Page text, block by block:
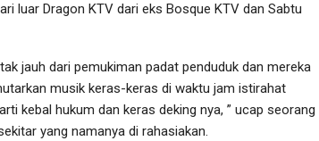
luar Dragon KTV dari eks Bosque KTV dan Sabtu
jauh dari pemukiman padat penduduk dan mereka
musik keras-keras di waktu jam istirahat
kebal hukum dan keras deking nya, ” ucap seorang
yang namanya di rahasiakan.